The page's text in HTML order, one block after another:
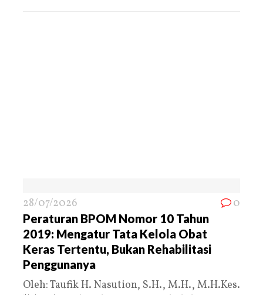
28/07/2026 0
Peraturan BPOM Nomor 10 Tahun
2019: Mengatur Tata Kelola Obat
Keras Tertentu, Bukan Rehabilitasi
Penggunanya
Oleh: Taufik H. Nasution, S.H., M.H., M.H.Kes.